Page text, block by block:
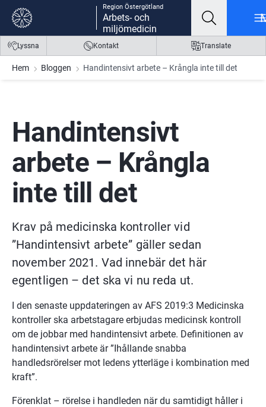
Gå till innehåll
Gå till meny
Gå till sidfot
Region Östergötland
Arbets- och
miljömedicin
Lyssna Kontakt Translate
Hem Bloggen Handintensivt arbete – Krångla inte till det
Handintensivt
arbete – Krångla
inte till det
Krav på medicinska kontroller vid
”Handintensivt arbete” gäller sedan
november 2021. Vad innebär det här
egentligen – det ska vi nu reda ut.
I den senaste uppdateringen av AFS 2019:3 Medicinska
kontroller ska arbetstagare erbjudas medicinsk kontroll
om de jobbar med handintensivt arbete. Definitionen av
handintensivt arbete är ”Ihållande snabba
handledsrörelser mot ledens ytterläge i kombination med
kraft”.
Förenklat – rörelse i handleden när du samtidigt håller i